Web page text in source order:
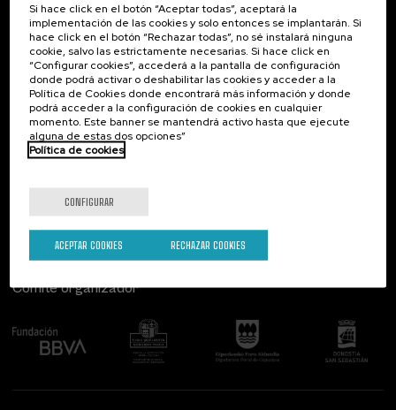
Contacto
Palacio Miramar
Paseo de Miraconcha, 48
20007 Donostia / San Sebastián
Gipuzkoa, Spain
Contacta con nosotros
De interés...
Actividades anteriores
Comité organizador
Si hace click en el botón “Aceptar todas”, aceptará la
implementación de las cookies y solo entonces se implantarán. Si
hace click en el botón “Rechazar todas”, no sé instalará ninguna
cookie, salvo las estrictamente necesarias. Si hace click en
“Configurar cookies”, accederá a la pantalla de configuración
donde podrá activar o deshabilitar las cookies y acceder a la
Política de Cookies donde encontrará más información y donde
podrá acceder a la configuración de cookies en cualquier
momento. Este banner se mantendrá activo hasta que ejecute
alguna de estas dos opciones”
Política de cookies
CONFIGURAR
RECHAZAR COOKIES
ACEPTAR COOKIES